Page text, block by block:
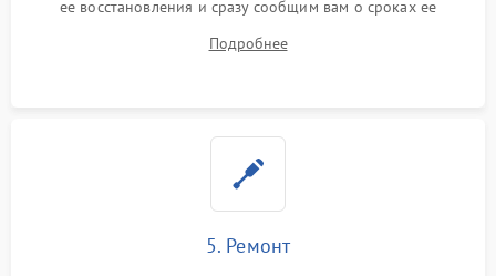
ее восстановления и сразу сообщим вам о сроках ее
Подробнее
5. Ремонт